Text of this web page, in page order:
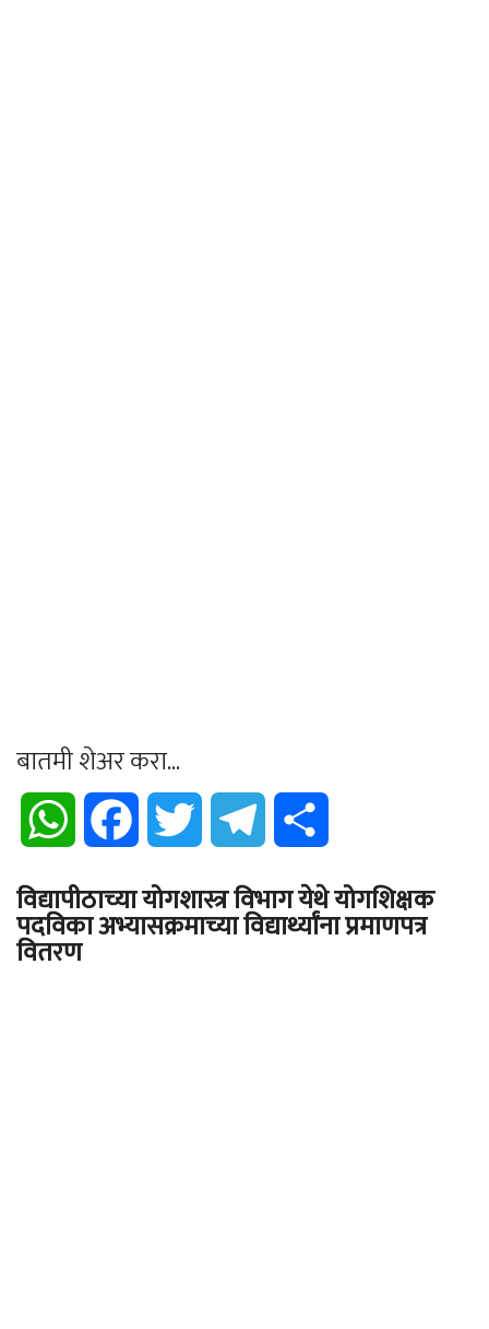
बातमी शेअर करा...
WhatsApp Facebook Twitter Telegram
विद्यापीठाच्या योगशास्त्र विभाग येथे योगशिक्षक
पदविका अभ्यासक्रमाच्या विद्यार्थ्यांना प्रमाणपत्र
वितरण